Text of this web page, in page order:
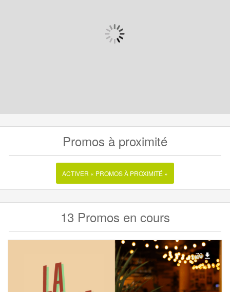
Promos à proximité
ACTIVER « PROMOS À PROXIMITÉ »
13 Promos en cours
70